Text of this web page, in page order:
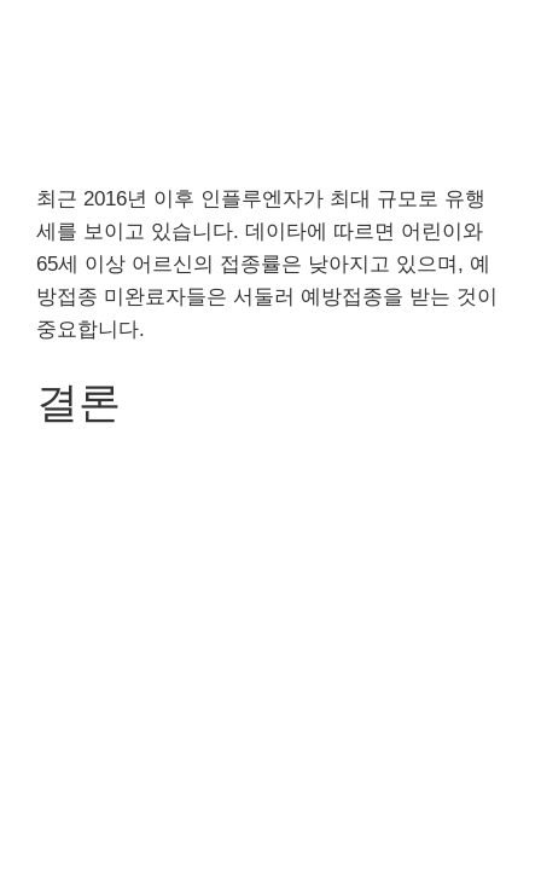
최근 2016년 이후 인플루엔자가 최대 규모로 유행
세를 보이고 있습니다. 데이타에 따르면 어린이와
65세 이상 어르신의 접종률은 낮아지고 있으며, 예
방접종 미완료자들은 서둘러 예방접종을 받는 것이
중요합니다.
결론